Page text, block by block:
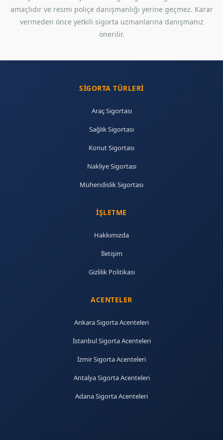
amaçlıdır ve resmi poliçe danışmanlığı yerine geçmez. Karar
vermeden önce yetkili sigorta uzmanlarına danışmanız
önerilir.
SIGORTA TÜRLERI
Araç Sigortası
Sağlık Sigortası
Konut Sigortası
Nakliye Sigortası
Mühendislik Sigortası
İŞLETME
Hakkımızda
İletişim
Gizlilik Politikası
ACENTELER
Ankara Sigorta Acenteleri
İstanbul Sigorta Acenteleri
İzmir Sigorta Acenteleri
Antalya Sigorta Acenteleri
Adana Sigorta Acenteleri